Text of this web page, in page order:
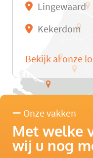
Lingewaard
Kekerdom
Bekijk al onze
Onze vakken
Met welke
wij u nog